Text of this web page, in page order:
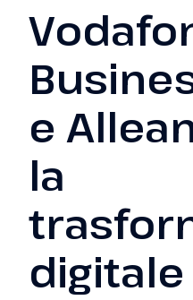
e
la
digitale